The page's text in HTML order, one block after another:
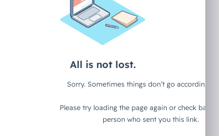
Zukunft: Was ein
12-Jähriger über
KI zu sagen hat
Wir reden viel über die junge Generation
und KI. Über Chancen, Risiken,
Bildungskonzepte. Aber wir reden seltenmit